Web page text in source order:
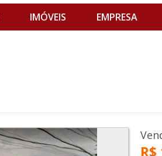
IMÓVEIS EMPRESA
R$